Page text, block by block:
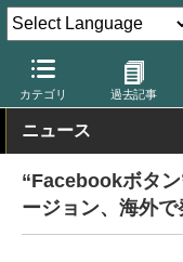
カテゴリ 過去記事
デジカメ Watch カメラ
ニュース
“Facebookボタ
ージョン、海外で